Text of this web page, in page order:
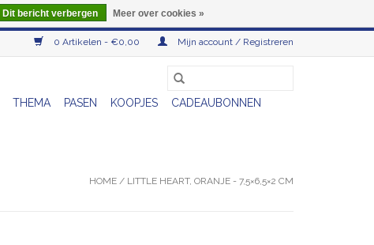
0 Artikelen - €0,00 Mijn account / Registreren
THEMA PASEN KOOPJES
CADEAUBONNEN
HOME / LITTLE HEART, ORANJE - 7,5×6,5×2 CM
Dit bericht verbergen Meer over cookies »